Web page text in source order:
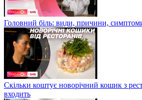
Головний біль: види, причини,
Скільки коштує новорічний кошик з
входить